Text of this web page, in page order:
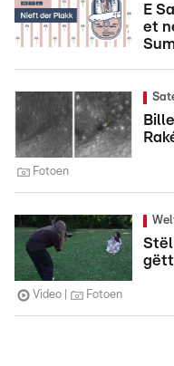
E
et
Fotoen
gëtt
Video Fotoen